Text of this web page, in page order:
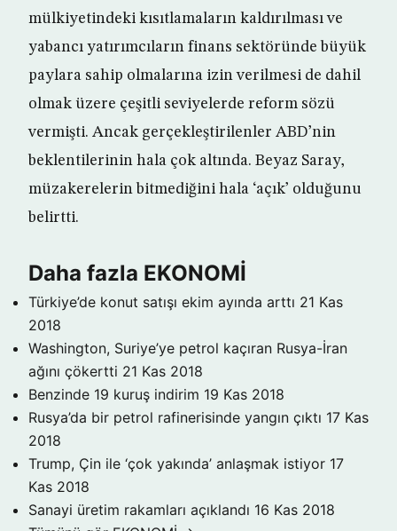
mülkiyetindeki kısıtlamaların kaldırılması ve
yabancı yatırımcıların finans sektöründe büyük
paylara sahip olmalarına izin verilmesi de dahil
olmak üzere çeşitli seviyelerde reform sözü
vermişti. Ancak gerçekleştirilenler ABD’nin
beklentilerinin hala çok altında. Beyaz Saray,
müzakerelerin bitmediğini hala ‘açık’ olduğunu
belirtti.
Daha fazla EKONOMİ
Türkiye’de konut satışı ekim ayında arttı 21 Kas
2018
Washington, Suriye’ye petrol kaçıran Rusya-İran
ağını çökertti 21 Kas 2018
Benzinde 19 kuruş indirim 19 Kas 2018
Rusya’da bir petrol rafinerisinde yangın çıktı 17 Kas
2018
Trump, Çin ile ‘çok yakında’ anlaşmak istiyor 17
Kas 2018
Sanayi üretim rakamları açıklandı 16 Kas 2018